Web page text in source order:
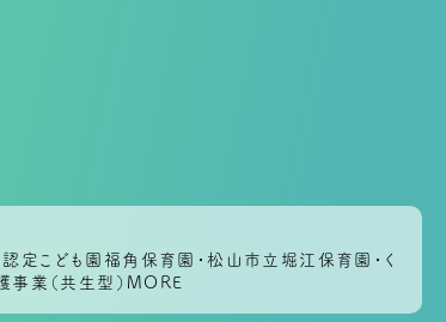
こども園福角保育園・松山市立堀江保育園・く
事業（共生型）MORE